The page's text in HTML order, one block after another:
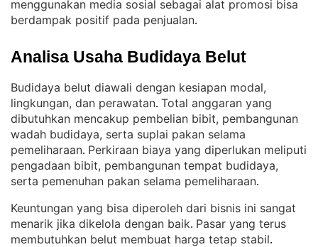
menggunakan media sosial sebagai alat promosi bisa
berdampak positif pada penjualan.
Analisa Usaha Budidaya Belut
Budidaya belut diawali dengan kesiapan modal,
lingkungan, dan perawatan. Total anggaran yang
dibutuhkan mencakup pembelian bibit, pembangunan
wadah budidaya, serta suplai pakan selama
pemeliharaan. Perkiraan biaya yang diperlukan meliputi
pengadaan bibit, pembangunan tempat budidaya,
serta pemenuhan pakan selama pemeliharaan.
Keuntungan yang bisa diperoleh dari bisnis ini sangat
menarik jika dikelola dengan baik. Pasar yang terus
membutuhkan belut membuat harga tetap stabil